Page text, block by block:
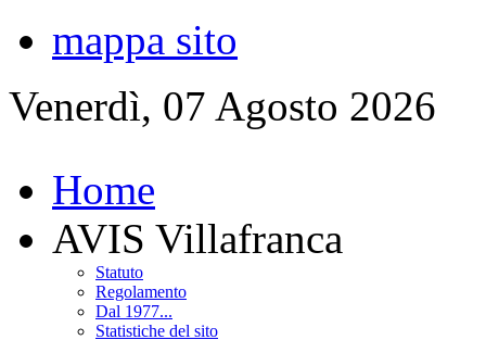
mappa sito
Venerdì, 07 Agosto 2026
Home
AVIS Villafranca
Statuto
Regolamento
Dal 1977...
Statistiche del sito